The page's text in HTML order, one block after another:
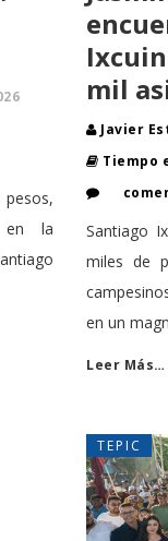
pesos,
en la
mil
Javier
Tiempo
Santiago
miles de
en un
Leer Más…
TEPIC